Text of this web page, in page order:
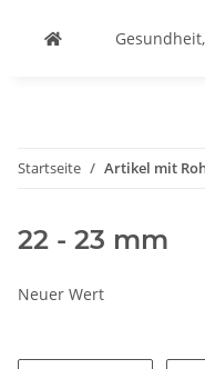
Startseite Artikel mit
22 - 23 mm
Neuer Wert